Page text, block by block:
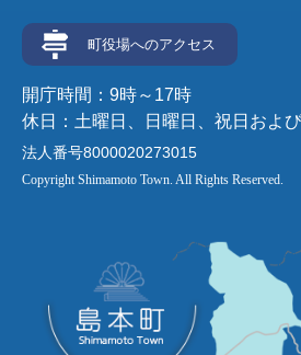
町役場へのアクセス
開庁時間：9時～17時
休日：土曜日、日曜日、祝日およ
法人番号8000020273015
Copyright Shimamoto Town. All Rights Reserved.